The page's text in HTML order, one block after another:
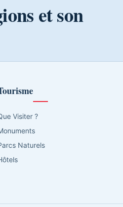
et son
Visiter ?
Naturels